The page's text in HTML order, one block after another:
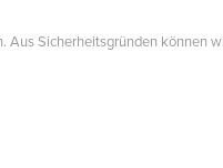
Sicherheitsgründen können